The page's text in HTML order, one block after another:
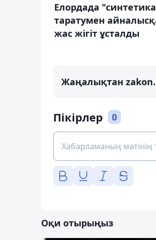
Елордада
таратумен
жас жігіт ұсталды
Жаңалықтан
Пікірлер 0
Оқи отырыңыз